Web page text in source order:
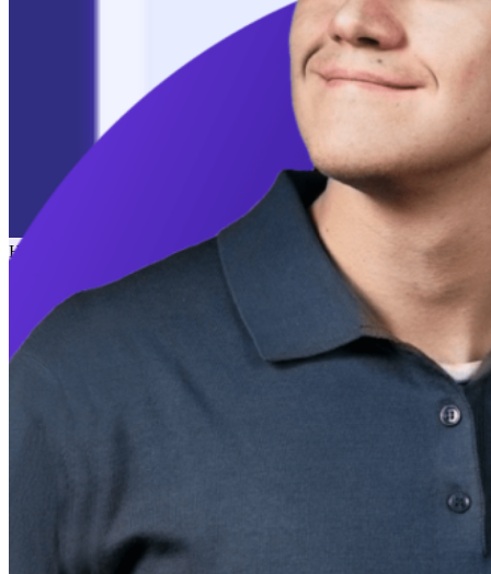
Hälsokontroll för webbplats
Morningscores hälsoverktyg låter dig övervaka din webbplatsonsite
och se vilka grundläggande, tekniska och innehållsrelaterade
problem som behöver åtgärdas.
Problem prioriteras
baserat på
Googles riktlinjer. Få
automatiska åtgärder för problem med 1
klick via vårt verktyg, CMS-plugins eller API.